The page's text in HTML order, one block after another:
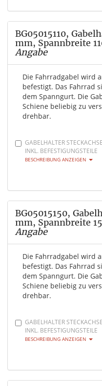
BG05015110,
mm, Spannbreite
Angabe
Die Fahrradgabel wird
befestigt. Das Fahrrad
dem Spanngurt. Die
Schiene beliebig zu
drehbar.
GABELHALTER
INKL. BEFESTIGUNGSTEILE
BESCHREIBUNG ANZEIGEN
BG05015150,
mm, Spannbreite
Angabe
Die Fahrradgabel wird
befestigt. Das Fahrrad
dem Spanngurt. Die
Schiene beliebig zu
drehbar.
GABELHALTER
INKL. BEFESTIGUNGSTEILE
BESCHREIBUNG ANZEIGEN